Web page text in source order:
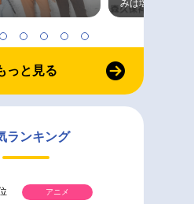
みは塩だけ
っと見る
ランキング
アニメ